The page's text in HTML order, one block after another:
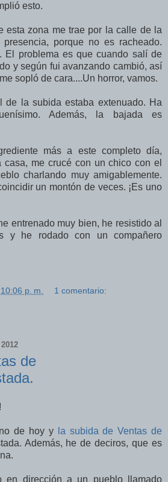
esto.
esta zona me trae por la calle de la
porque no es racheado.
El problema es que cuando salí de
y según fui avanzando cambió, así
sopló de cara....Un horror, vamos.
de la subida estaba extenuado. Ha
Además, la bajada es
más a este completo día,
casa, me crucé con un chico con el
charlando muy amigablemente.
un montón de veces. ¡Es uno
entrenado muy bien, he resistido al
y he rodado con un compañero
10:06 p. m. 1 comentario:
de
de hoy y
la subida de Ventas de
Además, he de deciros, que es
en dirección a un pueblo llamado